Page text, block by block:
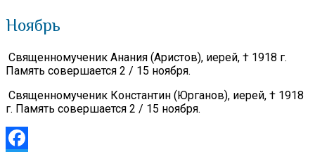
Ноябрь
Священномученик Анания (Аристов), иерей, † 1918 г.
Память совершается 2 / 15 ноября.
Священномученик Константин (Юрганов), иерей, † 1918
г. Память совершается 2 / 15 ноября.